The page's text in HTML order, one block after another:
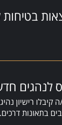
בטיחות
לנהגים
קיבלו רישיון
בתאונות דרכים.